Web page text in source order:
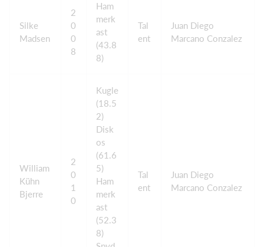
Silke
Madsen
2
0
0
8
Ham
merk
ast
(43.8
8)
Tal
ent
Juan Diego
Marcano Conzalez
William
Kühn
Bjerre
2
0
1
0
Kugle
(18.5
2)
Disk
os
(61.6
5)
Ham
merk
ast
(52.3
8)
Tal
ent
Juan Diego
Marcano Conzalez